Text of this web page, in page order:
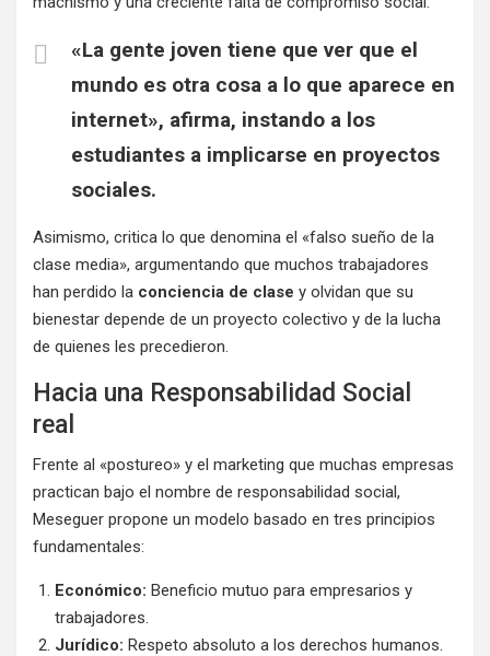
«La gente joven tiene que ver que el
mundo es otra cosa a lo que aparece en
internet», afirma, instando a los
estudiantes a implicarse en proyectos
sociales.
Asimismo, critica lo que denomina el «falso sueño de la
clase media», argumentando que muchos trabajadores
han perdido la conciencia de clase y olvidan que su
bienestar depende de un proyecto colectivo y de la lucha
de quienes les precedieron.
Hacia una Responsabilidad Social
real
Frente al «postureo» y el marketing que muchas empresas
practican bajo el nombre de responsabilidad social,
Meseguer propone un modelo basado en tres principios
fundamentales:
Económico: Beneficio mutuo para empresarios y
trabajadores.
Jurídico: Respeto absoluto a los derechos humanos.